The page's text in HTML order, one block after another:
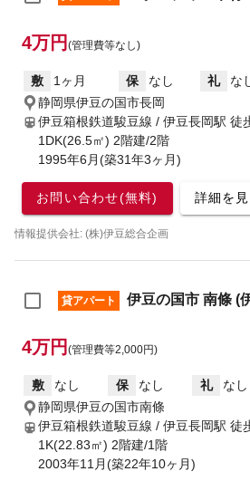
4万円 (管理費等なし)
敷 1ヶ月 保 なし 礼
な
静岡県伊豆の国市長岡
伊豆箱根鉄道駿豆線 / 伊豆長岡駅 徒
1DK(26.5㎡) 2階建/2階
1995年6月(築31年3ヶ月)
お問い合わせ(無料) 詳細を
情報提供会社: (株)伊豆総合企画
貸アパート 伊豆の国市 南條 (
4万円 (管理費等2,000円)
敷 なし 保 なし 礼
なし
静岡県伊豆の国市南條
伊豆箱根鉄道駿豆線 / 伊豆長岡駅 徒
1K(22.83㎡) 2階建/1階
2003年11月(築22年10ヶ月)